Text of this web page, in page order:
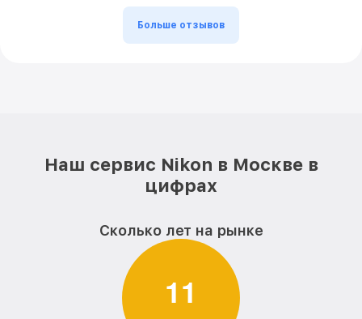
Больше отзывов
Наш сервис Nikon в Москве в
цифрах
Сколько лет на рынке
11